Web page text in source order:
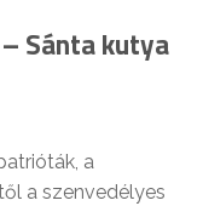
Sánta kutya
a
a szenvedélyes